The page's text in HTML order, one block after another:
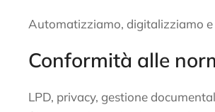
Automatizziamo, digitalizziamo
Conformità alle
LPD, privacy, gestione